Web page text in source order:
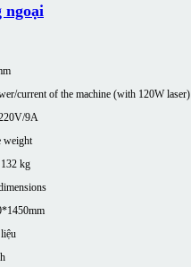
ngoại
current of the machine (with 120W laser)
9A
weight
kg